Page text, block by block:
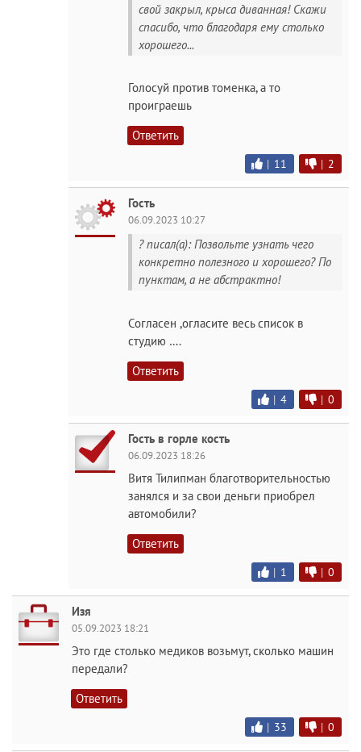
свой закрыл, крыса диванная! Скажи
спасибо, что благодаря ему столько
хорошего...
Голосуй против томенка, а то
проиграешь
Ответить
| 11 | 2
Гость
06.09.2023 10:27
? писал(а): Позвольте узнать чего
конкретно полезного и хорошего? По
пунктам, а не абстрактно!
Согласен ,огласите весь список в
студию ….
Ответить
| 4 | 0
Гость в горле кость
06.09.2023 18:26
Витя Тилипман благотворительностью
занялся и за свои деньги приобрел
автомобили?
Ответить
| 1 | 0
Изя
05.09.2023 18:21
Это где столько медиков возьмут, сколько машин
передали?
Ответить
| 33 | 0